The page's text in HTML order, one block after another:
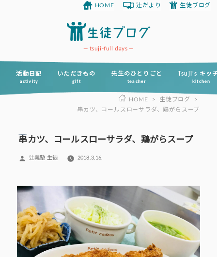
ツ
tsuji-full days
活動日記
activity
いただきもの
gift
先生のひとりごと
teacher
Tsuji’s キッ
kitchen
HOME 辻だより 生徒ブログ
HOME > 生徒ブログ
>
串カツ、コールスローサラダ、鶏がらスープ
串カツ、コールスローサラダ、鶏がらスープ
投
辻義塾 生徒 2018.3.16.